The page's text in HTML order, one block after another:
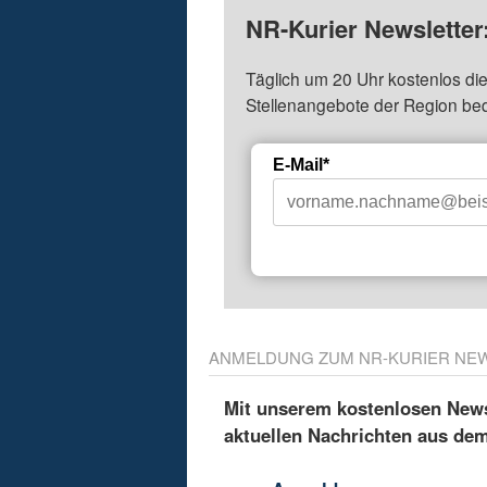
NR-Kurier
Täglich um 20 Uhr kostenlos
Stellenangebote der Region
E-Mail*
ANMELDUNG ZUM NR-KURIER
Mit unserem kostenlosen
aktuellen Nachrichten aus